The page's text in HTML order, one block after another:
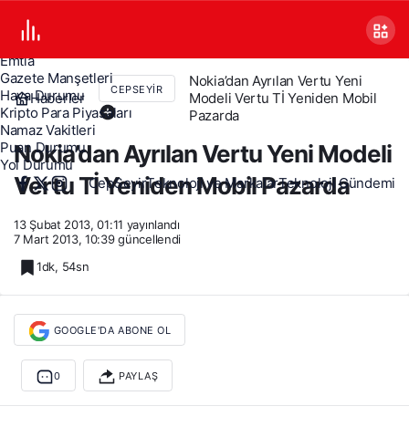
Covid 19
Döviz Kurları
Emtia
Gazete Manşetleri
Hava Durumu
Kripto Para Piyasaları
Namaz Vakitleri
Puan Durumu
Yol Durumu
CepSeyirTeknoloji ve MarkalarTeknoloji Gündemi
Haberler CEPSEYIR
Nokia’dan Ayrılan Vertu Yeni
Modeli Vertu Tİ Yeniden Mobil
Pazarda
Nokia’dan Ayrılan Vertu Yeni Modeli
Vertu Tİ Yeniden Mobil Pazarda
13 Şubat 2013, 01:11 yayınlandı
7 Mart 2013, 10:39güncellendi
1dk, 54sn
GOOGLE'DA ABONE OL
0 PAYLAŞ